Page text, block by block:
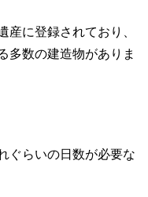
産に登録されており、
多数の建造物がありま
ぐらいの日数が必要な